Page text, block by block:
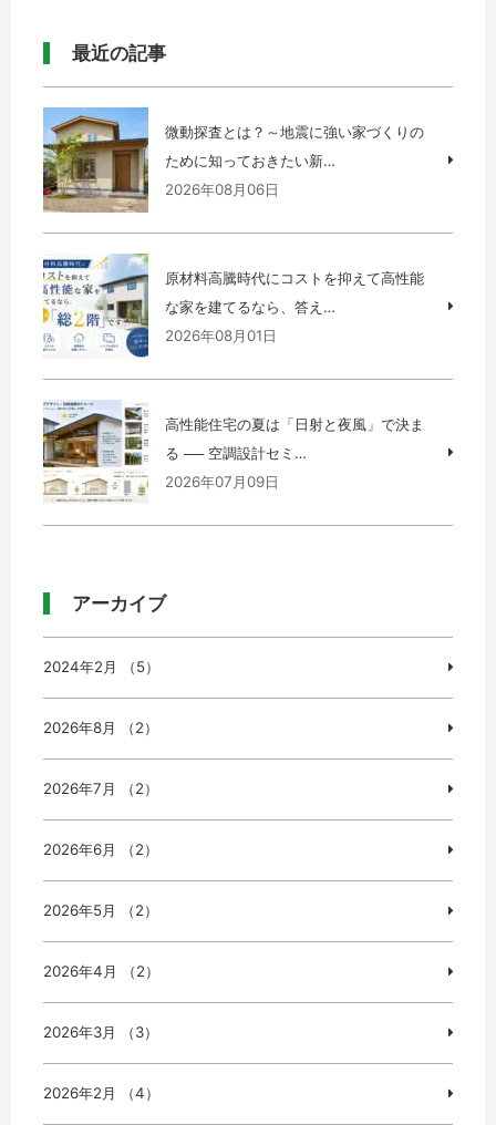
最近の記事
微動探査とは？～地震に強い家づくりの
ために知っておきたい新…
2026年08月06日
原材料高騰時代にコストを抑えて高性能
な家を建てるなら、答え…
2026年08月01日
高性能住宅の夏は「日射と夜風」で決ま
る ── 空調設計セミ…
2026年07月09日
アーカイブ
2024年2月 （5）
2026年8月 （2）
2026年7月 （2）
2026年6月 （2）
2026年5月 （2）
2026年4月 （2）
2026年3月 （3）
2026年2月 （4）